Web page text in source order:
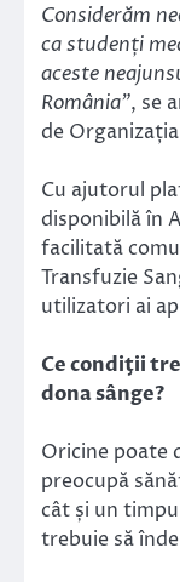
Considerăm
ca studenți
aceste
România”, se
de
Cu ajutorul
disponibilă în
facilitată
Transfuzie
utilizatori ai
Ce condiţii
dona sânge?
Oricine poate
preocupă
cât și un
trebuie să